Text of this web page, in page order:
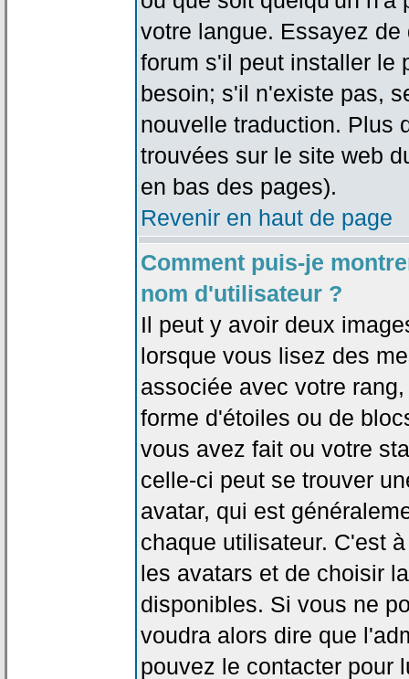
votre langue. Essayez
forum s'il peut installer le
besoin; s'il n'existe pas,
nouvelle traduction. Plus
trouvées sur le site web
en bas des pages).
Revenir en haut de page
Comment puis-je
nom d'utilisateur ?
Il peut y avoir deux
lorsque vous lisez des
associée avec votre
forme d'étoiles ou de
vous avez fait ou votre
celle-ci peut se trouver
avatar, qui est
chaque utilisateur. C'est
les avatars et de choisir
disponibles. Si vous ne
voudra alors dire que
pouvez le contacter pour